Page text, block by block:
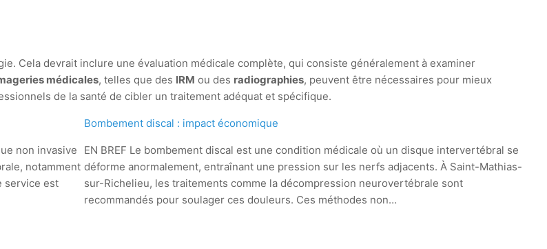
Cela devrait inclure une évaluation médicale complète, qui consiste généralement à examiner
médicales, telles que des IRM ou des radiographies, peuvent être nécessaires pour mieux
de la santé de cibler un traitement adéquat et spécifique.
non invasive
notamment
service est
Bombement discal : impact économique
EN BREF Le bombement discal est une condition médicale où un disque intervertébral se
déforme anormalement, entraînant une pression sur les nerfs adjacents. À Saint-Mathias-
sur-Richelieu, les traitements comme la décompression neurovertébrale sont
recommandés pour soulager ces douleurs. Ces méthodes non…